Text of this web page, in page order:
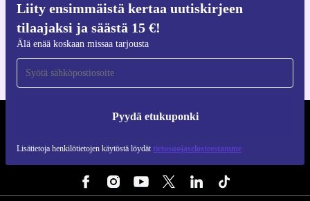
Liity ensimmäistä kertaa uutiskirjeen
tilaajaksi ja säästä 15 €!
Älä enää koskaan missaa tarjousta
Pyydä etukuponki
Lisätietoja henkilötietojen käytöstä löydät tietosuojaselosteestamme
Hanki refurbed-sovellus
iOS:lle ja Androidille